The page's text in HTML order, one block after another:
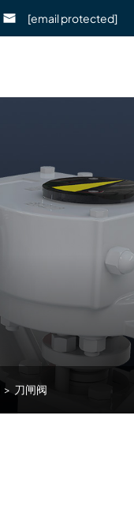
[email protected]
> 刀闸阀